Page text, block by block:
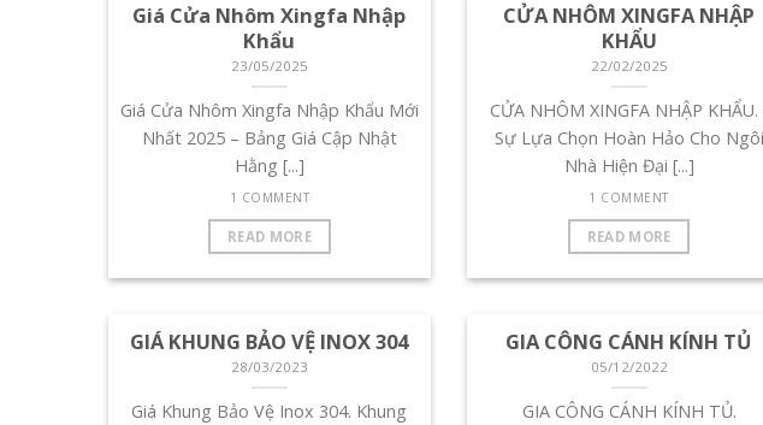
Giá Cửa Nhôm Xingfa Nhập
Khẩu
23/05/2025
Giá Cửa Nhôm Xingfa Nhập Khẩu Mới
Nhất 2025 – Bảng Giá Cập Nhật
Hằng [...]
1 COMMENT
READ MORE
CỬA NHÔM XINGFA NHẬP
KHẨU
22/02/2025
CỬA NHÔM XINGFA NHẬP KHẨU.
Sự Lựa Chọn Hoàn Hảo Cho Ngôi
Nhà Hiện Đại [...]
1 COMMENT
READ MORE
GIÁ KHUNG BẢO VỆ INOX 304
28/03/2023
Giá Khung Bảo Vệ Inox 304. Khung
GIA CÔNG CÁNH KÍNH TỦ
05/12/2022
GIA CÔNG CÁNH KÍNH TỦ.